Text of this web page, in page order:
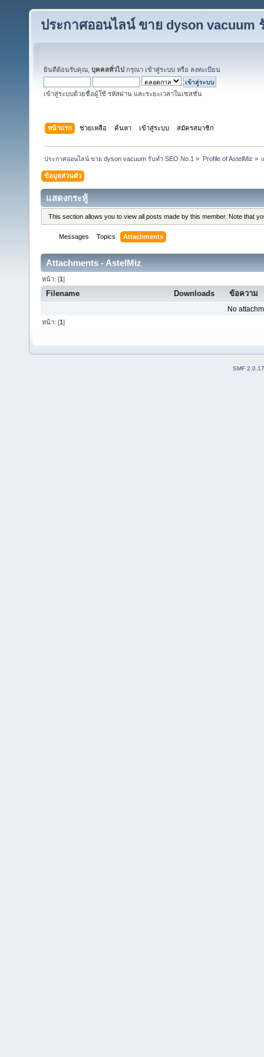
ประกาศออนไลน์ ขาย dyson vacuum
ยินดีต้อนรับคุณ, บุคคลทั่วไป กรุณา เข้าสู่ระบบ หรือ ลงทะเบียน
เข้าสู่ระบบด้วยชื่อผู้ใช้ รหัสผ่าน และระยะเวลาในเซสชั่น
หน้าแรก ช่วยเหลือ ค้นหา เข้าสู่ระบบ สมัครสมาชิก
ประกาศออนไลน์ ขาย dyson vacuum รับทำ SEO No.1 » Profile of AstelMiz »
ข้อมูลส่วนตัว
แสดงกระทู้
This section allows you to view all posts made by this member. Note that
Messages Topics Attachments
Attachments - AstelMiz
หน้า: [1]
Filename Downloads ข้อความ
No
หน้า: [1]
SMF 2.0.17